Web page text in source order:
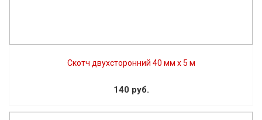
Скотч двухсторонний 40 мм x 5 м
140 руб.